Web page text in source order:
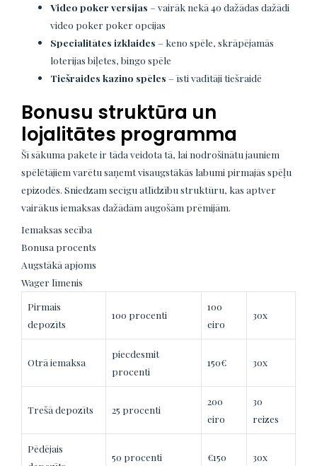
Video poker versijas – vairāk nekā 40 dažādas dažādi
video poker poker opcijas
Specialitātes izklaides – keno spēle, skrāpējamās
loterijas biļetes, bingo spēle
Tiešraides kazino spēles – īsti vadītāji tiešraidē
Bonusu struktūra un
lojalitātes programma
Šī sākuma pakete ir tāda veidota tā, lai nodrošinātu jauniem
spēlētājiem varētu saņemt visaugstākās labumi pirmajās spēļu
epizodēs. Sniedzam secīgu atlīdzību struktūru, kas aptver
vairākus iemaksas dažādām augošām prēmijām.
Iemaksas secība
Bonusa procents
Augstākā apjoms
Wager līmenis
Pirmais
depozīts
100 procenti
100
eiro
30x
Otrā iemaksa
piecdesmit
procenti
150€ 30x
Trešā depozīts 25 procenti
200
eiro
30
reizes
Pēdējais
50 procenti €150 30x